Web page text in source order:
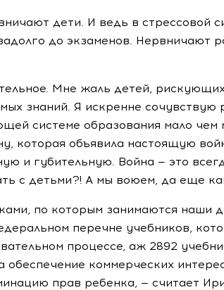
дети. И ведь в стрессовой
до экзаменов. Нервничают
Мне жаль детей,
знаний. Я искренне сочувствую
системе образования мало чем
которая объявила настоящую
и губительную. Война — это
с детьми?! А мы воюем, да еще
по которым занимаются наши
перечне учебников,
процессе, аж 2892
обеспечение коммерческих
прав ребенка, — считает